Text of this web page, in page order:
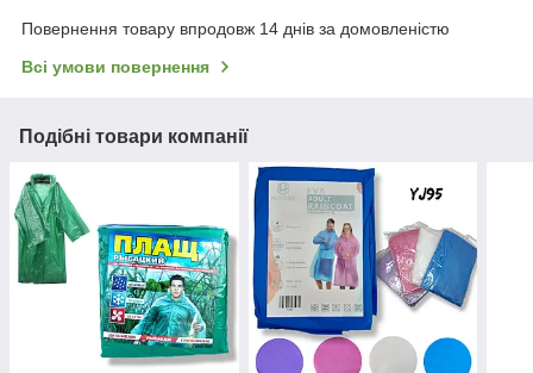
Повернення товару впродовж 14 днів за домовленістю
Всі умови повернення
Подібні товари компанії